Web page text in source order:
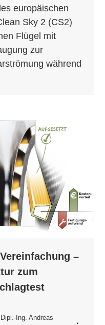
europäischen
Sky 2 (CS2)
Flügel mit
zur
während
–
zum
Dipl.-Ing. Andreas